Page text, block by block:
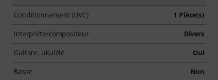
Conditionnement (UVC) 1 Pièce(s)
Interprète/compositeur Divers
Guitare, ukulélé Oui
Basse Non